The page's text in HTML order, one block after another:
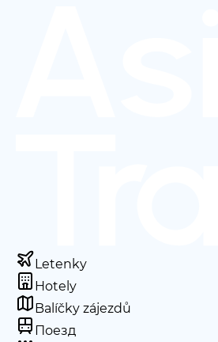
Letenky
Hotely
Balíčky zájezdů
Поезд